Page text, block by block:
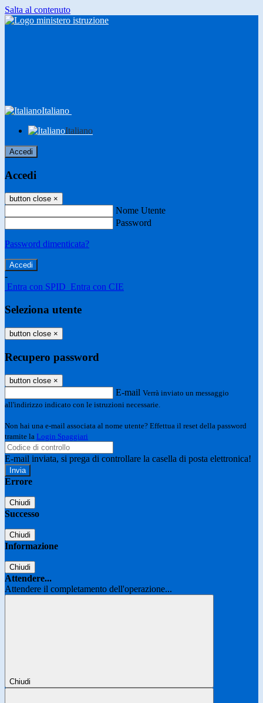
Salta al contenuto
Italiano
Italiano
Accedi
Accedi
button close ×
Nome Utente
Password
Password dimenticata?
-
Entra con SPID Entra con CIE
Seleziona utente
button close ×
Recupero password
button close ×
E-mail Verrà inviato un messaggio
all'indirizzo indicato con le istruzioni necessarie.
Non hai una e-mail associata al nome utente? Effettua il reset della password
tramite la Login Spaggiari
E-mail inviata, si prega di controllare la casella di posta elettronica!
Errore
Chiudi
Successo
Chiudi
Informazione
Chiudi
Attendere...
Attendere il completamento dell'operazione...
Chiudi